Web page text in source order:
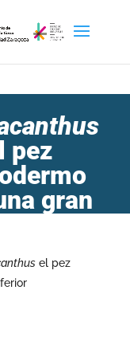
pez
gran
el pez